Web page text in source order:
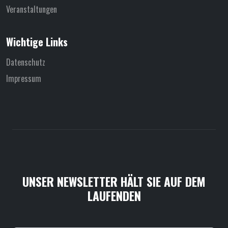
Veranstaltungen
Wichtige Links
Datenschutz
Impressum
UNSER NEWSLETTER HÄLT SIE AUF DEM
LAUFENDEN